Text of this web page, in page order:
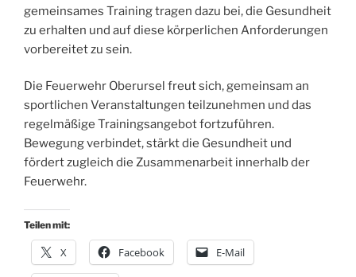
gemeinsames Training tragen dazu bei, die Gesundheit
zu erhalten und auf diese körperlichen Anforderungen
vorbereitet zu sein.
Die Feuerwehr Oberursel freut sich, gemeinsam an
sportlichen Veranstaltungen teilzunehmen und das
regelmäßige Trainingsangebot fortzuführen.
Bewegung verbindet, stärkt die Gesundheit und
fördert zugleich die Zusammenarbeit innerhalb der
Feuerwehr.
Teilen mit:
X Facebook E-Mail